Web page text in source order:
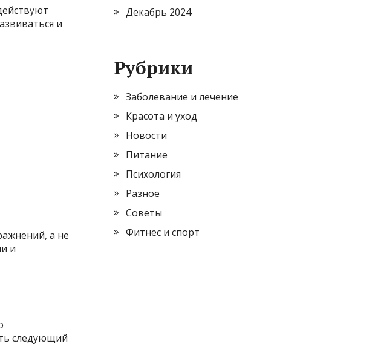
и
а не
и
следующий
Декабрь 2024
Рубрики
Заболевание и лечение
Красота и уход
Новости
Питание
Психология
Разное
Советы
Фитнес и спорт